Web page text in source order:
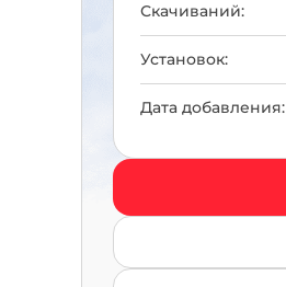
Скачиваний:
Установок:
Дата добавления: